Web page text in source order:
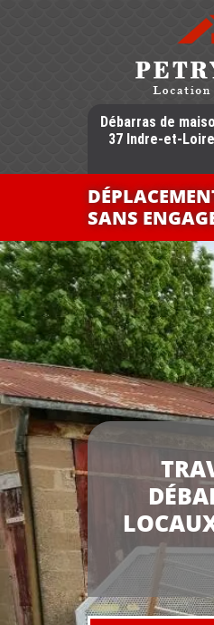
Débarras de
37 Indre-et-Loire
SANS